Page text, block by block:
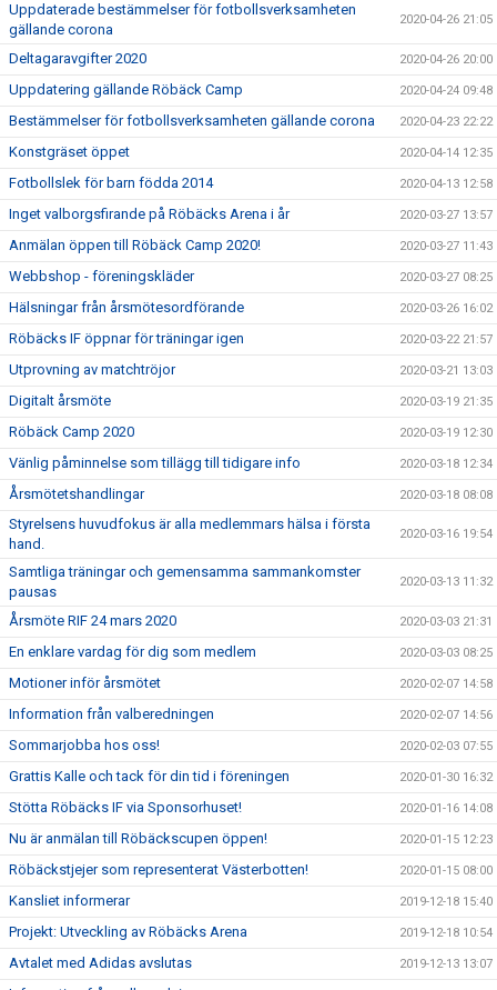
Uppdaterade bestämmelser för fotbollsverksamheten
gällande corona
2020-04-26 21:05
Deltagaravgifter 2020 2020-04-26 20:00
Uppdatering gällande Röbäck Camp 2020-04-24 09:48
Bestämmelser för fotbollsverksamheten gällande corona 2020-04-23 22:22
Konstgräset öppet 2020-04-14 12:35
Fotbollslek för barn födda 2014 2020-04-13 12:58
Inget valborgsfirande på Röbäcks Arena i år 2020-03-27 13:57
Anmälan öppen till Röbäck Camp 2020! 2020-03-27 11:43
Webbshop - föreningskläder 2020-03-27 08:25
Hälsningar från årsmötesordförande 2020-03-26 16:02
Röbäcks IF öppnar för träningar igen 2020-03-22 21:57
Utprovning av matchtröjor 2020-03-21 13:03
Digitalt årsmöte 2020-03-19 21:35
Röbäck Camp 2020 2020-03-19 12:30
Vänlig påminnelse som tillägg till tidigare info 2020-03-18 12:34
Årsmötetshandlingar 2020-03-18 08:08
Styrelsens huvudfokus är alla medlemmars hälsa i första
hand.
2020-03-16 19:54
Samtliga träningar och gemensamma sammankomster
pausas
2020-03-13 11:32
Årsmöte RIF 24 mars 2020 2020-03-03 21:31
En enklare vardag för dig som medlem 2020-03-03 08:25
Motioner inför årsmötet 2020-02-07 14:58
Information från valberedningen 2020-02-07 14:56
Sommarjobba hos oss! 2020-02-03 07:55
Grattis Kalle och tack för din tid i föreningen 2020-01-30 16:32
Stötta Röbäcks IF via Sponsorhuset! 2020-01-16 14:08
Nu är anmälan till Röbäckscupen öppen! 2020-01-15 12:23
Röbäckstjejer som representerat Västerbotten! 2020-01-15 08:00
Kansliet informerar 2019-12-18 15:40
Projekt: Utveckling av Röbäcks Arena 2019-12-18 10:54
Avtalet med Adidas avslutas 2019-12-13 13:07